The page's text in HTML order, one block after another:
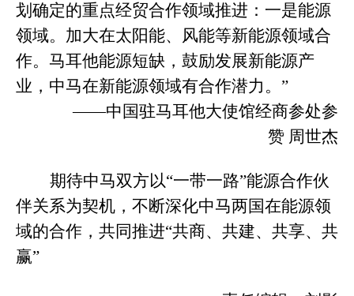
划确定的重点经贸合作领域推进：一是能源
领域。加大在太阳能、风能等新能源领域合
作。马耳他能源短缺，鼓励发展新能源产
业，中马在新能源领域有合作潜力。 ”
——中国驻马耳他大使馆经商参处参
赞 周世杰
期待中马双方以“一带一路”能源合作伙
伴关系为契机 ， 不断深化中马两国在能源领
域的合作 ， 共同推进“共商、共建、共享、共
赢”